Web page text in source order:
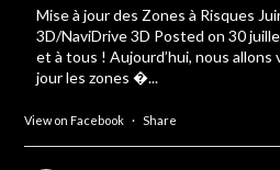
Mise à jour des Zones à Risques
3D/NaviDrive 3D Posted on 30
et à tous ! Aujourd’hui, nous
jour les zones �...
View on Facebook · Share